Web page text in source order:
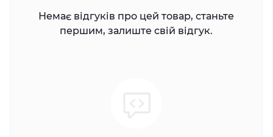
Немає відгуків про цей товар, станьте
першим, залиште свій відгук.